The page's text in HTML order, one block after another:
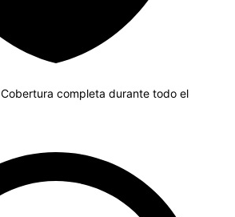
Cobertura completa durante todo el